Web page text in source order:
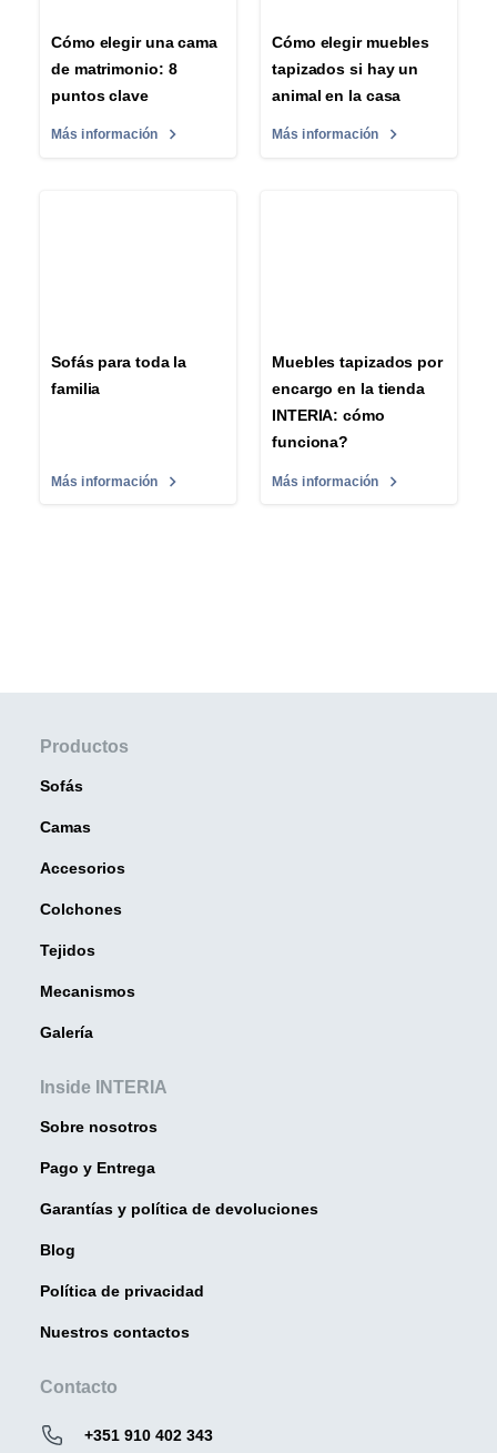
Cómo elegir una cama
de matrimonio: 8
puntos clave
Más información
Cómo elegir muebles
tapizados si hay un
animal en la casa
Más información
Sofás para toda la
familia
Más información
Muebles tapizados por
encargo en la tienda
INTERIA: cómo
funciona?
Más información
Productos
Sofás
Camas
Accesorios
Colchones
Tejidos
Mecanismos
Galería
Inside INTERIA
Sobre nosotros
Pago y Entrega
Garantías y política de devoluciones
Blog
Política de privacidad
Nuestros contactos
Contacto
+351 910 402 343